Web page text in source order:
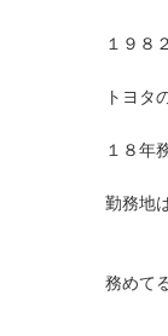
１９８
トヨタ
１８年
勤務地
務めて